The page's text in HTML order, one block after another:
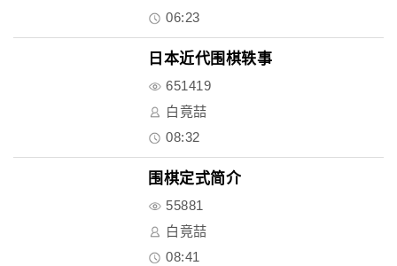
06:23
日本近代围棋轶事
651419
白竟喆
08:32
围棋定式简介
55881
白竟喆
08:41